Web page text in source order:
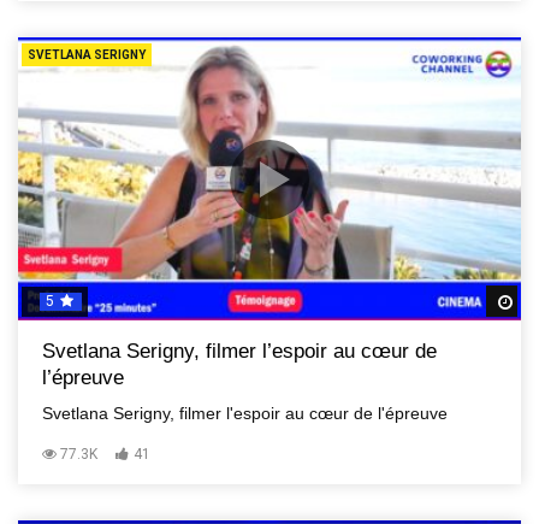
SVETLANA SERIGNY
5
Svetlana Serigny, filmer l’espoir au cœur de
l’épreuve
Svetlana Serigny, filmer l'espoir au cœur de l'épreuve
77.3K 41